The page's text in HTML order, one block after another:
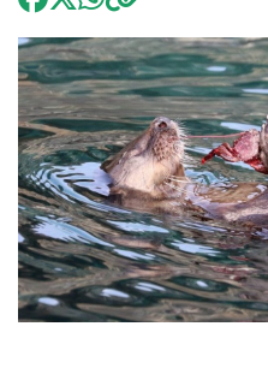
Entrevistas
Programación
modo claro